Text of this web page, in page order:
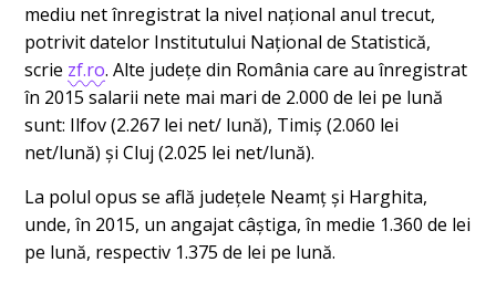
mediu net înregistrat la nivel naţional anul trecut,
potrivit datelor Institutului Naţional de Statistică,
scrie zf.ro. Alte județe din România care au înregistrat
în 2015 salarii nete mai mari de 2.000 de lei pe lună
sunt: Ilfov (2.267 lei net/ lună), Timiş (2.060 lei
net/lună) şi Cluj (2.025 lei net/lună).
La polul opus se află județele Neamț și Harghita,
unde, în 2015, un angajat câștiga, în medie 1.360 de lei
pe lună, respectiv 1.375 de lei pe lună.